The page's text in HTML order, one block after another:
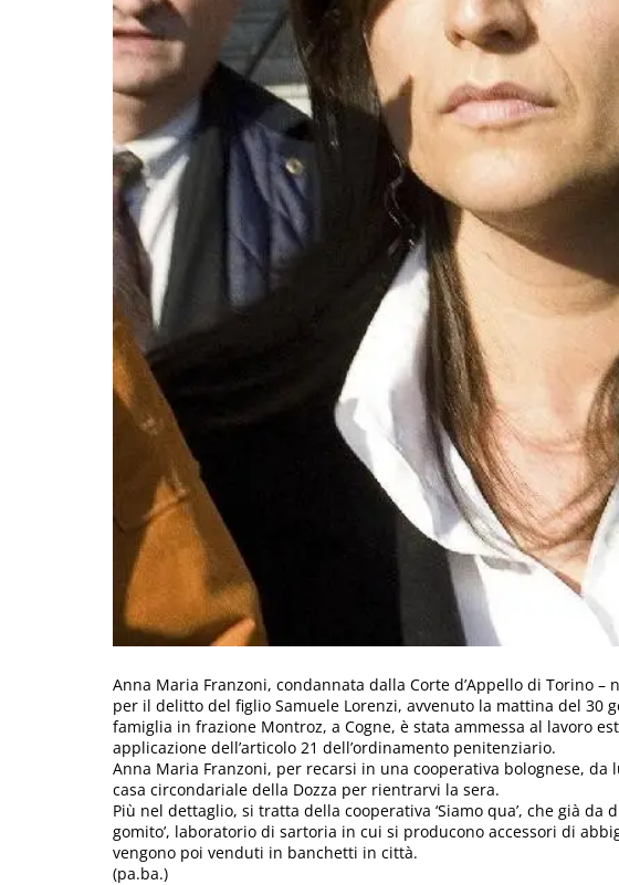
Anna Maria Franzoni, condannata dalla Corte d’Appello di Torino –
per il delitto del figlio Samuele Lorenzi, avvenuto la mattina del 30
famiglia in frazione Montroz, a Cogne, è stata ammessa al lavoro
applicazione dell’articolo 21 dell’ordinamento penitenziario.
Anna Maria Franzoni, per recarsi in una cooperativa bolognese,
casa circondariale della Dozza per rientrarvi la sera.
Più nel dettaglio, si tratta della cooperativa ‘Siamo qua’, che già da
gomito’, laboratorio di sartoria in cui si producono accessori di
vengono poi venduti in banchetti in città.
(pa.ba.)